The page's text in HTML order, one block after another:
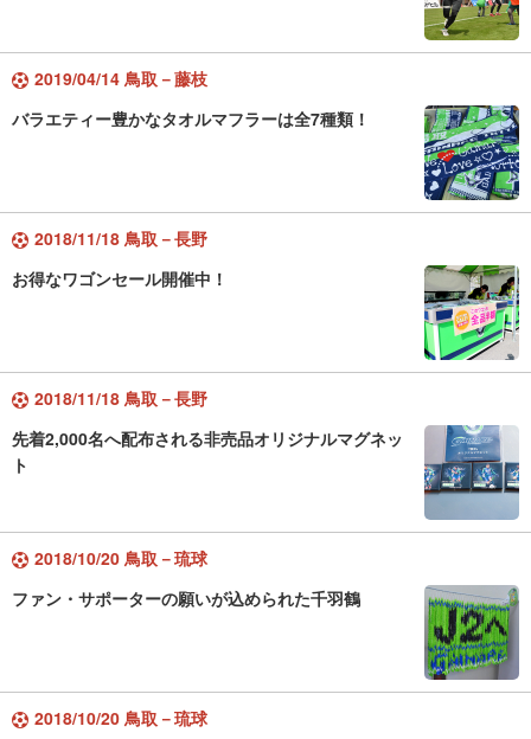
2019/04/14 鳥取－藤枝
バラエティー豊かなタオルマフラーは全7種類！
2018/11/18 鳥取－長野
お得なワゴンセール開催中！
2018/11/18 鳥取－長野
先着2,000名へ配布される非売品オリジナルマグネッ
ト
2018/10/20 鳥取－琉球
ファン・サポーターの願いが込められた千羽鶴
2018/10/20 鳥取－琉球